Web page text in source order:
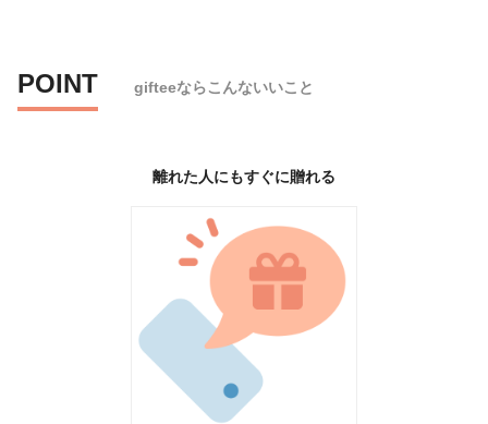
POINT gifteeならこんないいこと
離れた人にもすぐに贈れる